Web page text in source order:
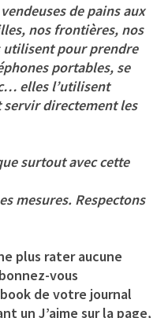
de pains aux
nos frontières, nos
utilisent pour prendre
portables, se
elles l’utilisent
servir directement les
surtout avec cette
mesures. Respectons
plus rater aucune
vous
de votre journal
un J’aime sur la page,